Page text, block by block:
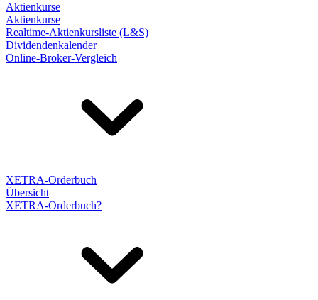
Aktienkurse
Aktienkurse
Realtime-Aktienkursliste (L&S)
Dividendenkalender
Online-Broker-Vergleich
XETRA-Orderbuch
Übersicht
XETRA-Orderbuch?